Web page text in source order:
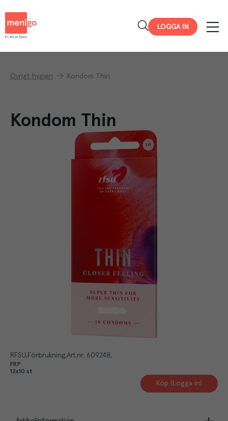
LOGGA IN
Övrigt hygien Kondom Thin
Kondom Thin
RFSU Förbrukning Art.nr. 609248
FRP
12x10 st
Köp (Logga in)